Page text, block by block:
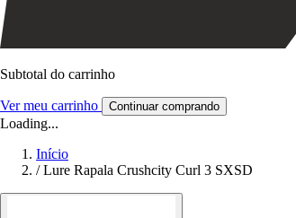
Subtotal do carrinho
Ver meu carrinho Continuar comprando
Loading...
Início
/ Lure Rapala Crushcity Curl 3 SXSD